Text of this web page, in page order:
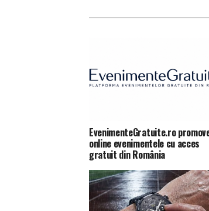
EvenimenteGratuite.ro
online evenimentele cu acces
gratuit din România